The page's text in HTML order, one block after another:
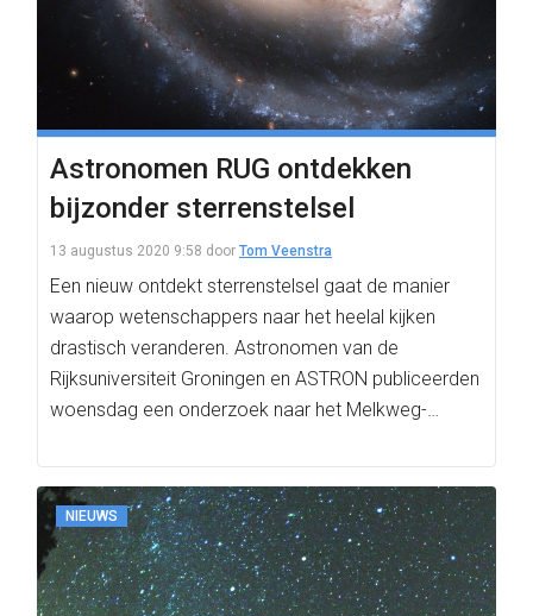
Astronomen RUG ontdekken
bijzonder sterrenstelsel
13 augustus 2020 9:58 door Tom Veenstra
Een nieuw ontdekt sterrenstelsel gaat de manier
waarop wetenschappers naar het heelal kijken
drastisch veranderen. Astronomen van de
Rijksuniversiteit Groningen en ASTRON publiceerden
woensdag een onderzoek naar het Melkweg-
NIEUWS